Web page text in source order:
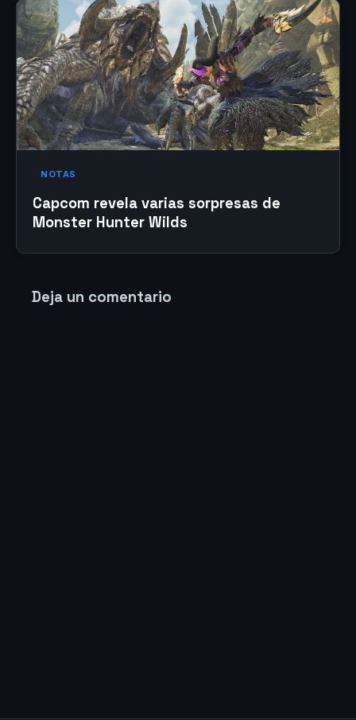
NOTAS
Capcom revela varias sorpresas de
Monster Hunter Wilds
Deja un comentario